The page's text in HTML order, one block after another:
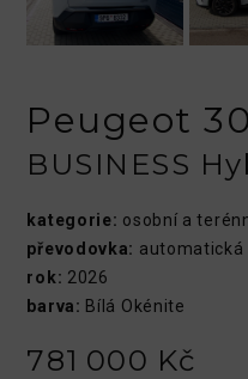
Peugeot
BUSINESS
kategorie: osobní a
převodovka: automatická
rok: 2026
barva: Bílá Okénite
781 000 Kč